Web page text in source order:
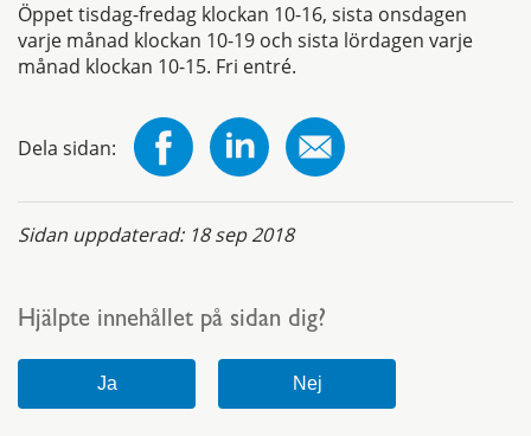
Öppet tisdag-fredag klockan 10-16, sista onsdagen
varje månad klockan 10-19 och sista lördagen varje
månad klockan 10-15. Fri entré.
Dela sidan:
Sidan uppdaterad: 18 sep 2018
Hjälpte innehållet på sidan dig?